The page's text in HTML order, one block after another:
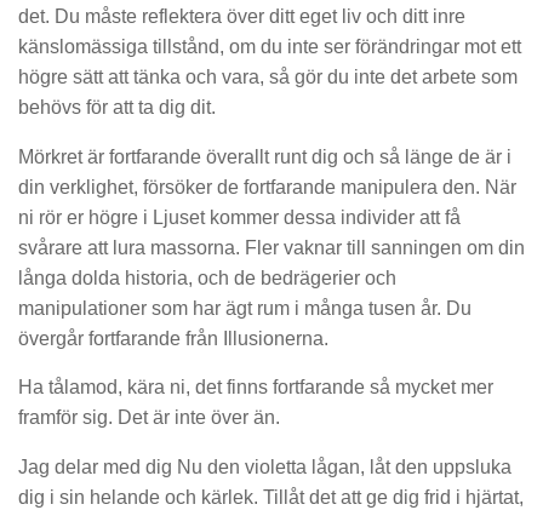
det. Du måste reflektera över ditt eget liv och ditt inre
känslomässiga tillstånd, om du inte ser förändringar mot ett
högre sätt att tänka och vara, så gör du inte det arbete som
behövs för att ta dig dit.
Mörkret är fortfarande överallt runt dig och så länge de är i
din verklighet, försöker de fortfarande manipulera den. När
ni rör er högre i Ljuset kommer dessa individer att få
svårare att lura massorna. Fler vaknar till sanningen om din
långa dolda historia, och de bedrägerier och
manipulationer som har ägt rum i många tusen år. Du
övergår fortfarande från Illusionerna.
Ha tålamod, kära ni, det finns fortfarande så mycket mer
framför sig. Det är inte över än.
Jag delar med dig Nu den violetta lågan, låt den uppsluka
dig i sin helande och kärlek. Tillåt det att ge dig frid i hjärtat,